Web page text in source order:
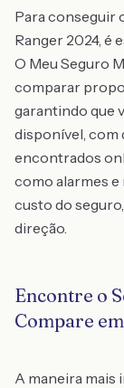
Para conseguir
Ranger 2024, é
O Meu Seguro
comparar
garantindo que
disponível, com
encontrados
como alarmes
custo do
direção.
Encontre o
Compare
A maneira